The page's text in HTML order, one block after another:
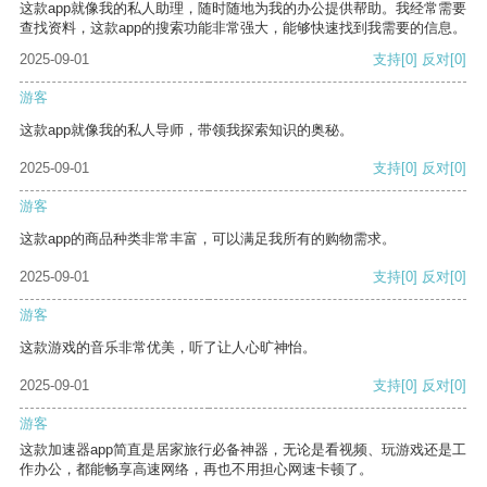
这款app就像我的私人助理，随时随地为我的办公提供帮助。我经常需要
查找资料，这款app的搜索功能非常强大，能够快速找到我需要的信息。
2025-09-01
支持[0] 反对[0]
游客
这款app就像我的私人导师，带领我探索知识的奥秘。
2025-09-01 支持[0] 反对[0]
游客
这款app的商品种类非常丰富，可以满足我所有的购物需求。
2025-09-01 支持[0] 反对[0]
游客
这款游戏的音乐非常优美，听了让人心旷神怡。
2025-09-01 支持[0] 反对[0]
游客
这款加速器app简直是居家旅行必备神器，无论是看视频、玩游戏还是工
作办公，都能畅享高速网络，再也不用担心网速卡顿了。